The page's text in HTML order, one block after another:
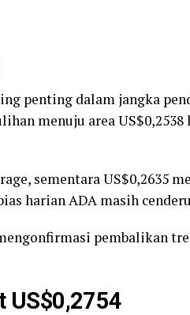
penting dalam jangka
menuju area US$0,2538
sementara US$0,2635
harian ADA masih
pembalikan
US$0,2754